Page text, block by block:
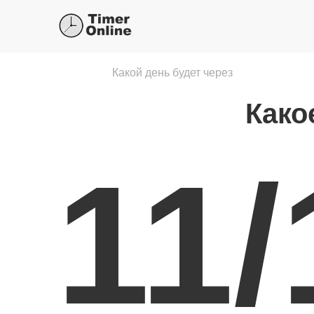
Какой день будет через